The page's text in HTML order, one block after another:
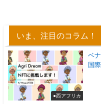
いま、注目のコラム！
●西アフリカ
ベ
国